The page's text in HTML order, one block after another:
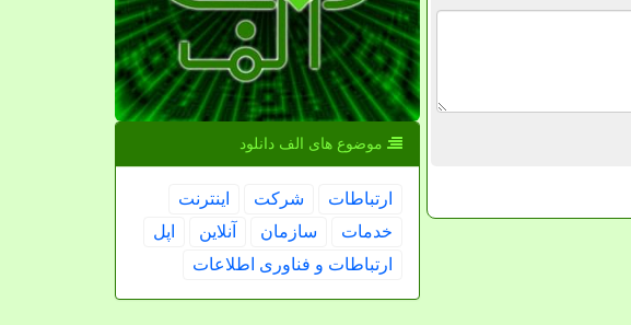
موضوع های الف دانلود
ارتباطات شركت
اینترنت
خدمات
سازمان آنلاین
اپل
ارتباطات و فناوری اطلاعات